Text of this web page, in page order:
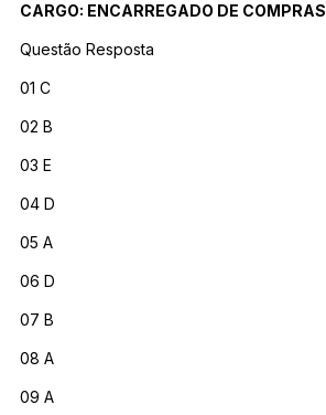
CARGO: ENCARREGADO DE COMPRAS
Questão Resposta
01 C
02 B
03 E
04 D
05 A
06 D
07 B
08 A
09 A